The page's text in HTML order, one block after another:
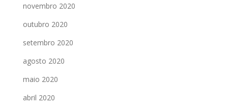
novembro 2020
outubro 2020
setembro 2020
agosto 2020
maio 2020
abril 2020